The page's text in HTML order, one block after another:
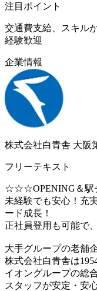
注目ポイント
交通費支給、スキル
経験歓迎
企業情報
株式会社白青舎 大阪
フリーテキスト
☆☆☆OPENING＆
未経験でも安心！充
ード成長！
正社員登用も可能で
大手グループの老舗
株式会社白青舎は
イオングループの総
スタッフが安定・安